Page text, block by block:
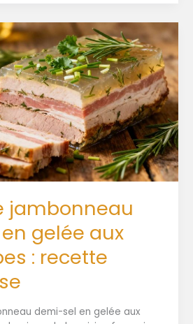
jambonneau
gelée aux
: recette
demi-sel en gelée aux